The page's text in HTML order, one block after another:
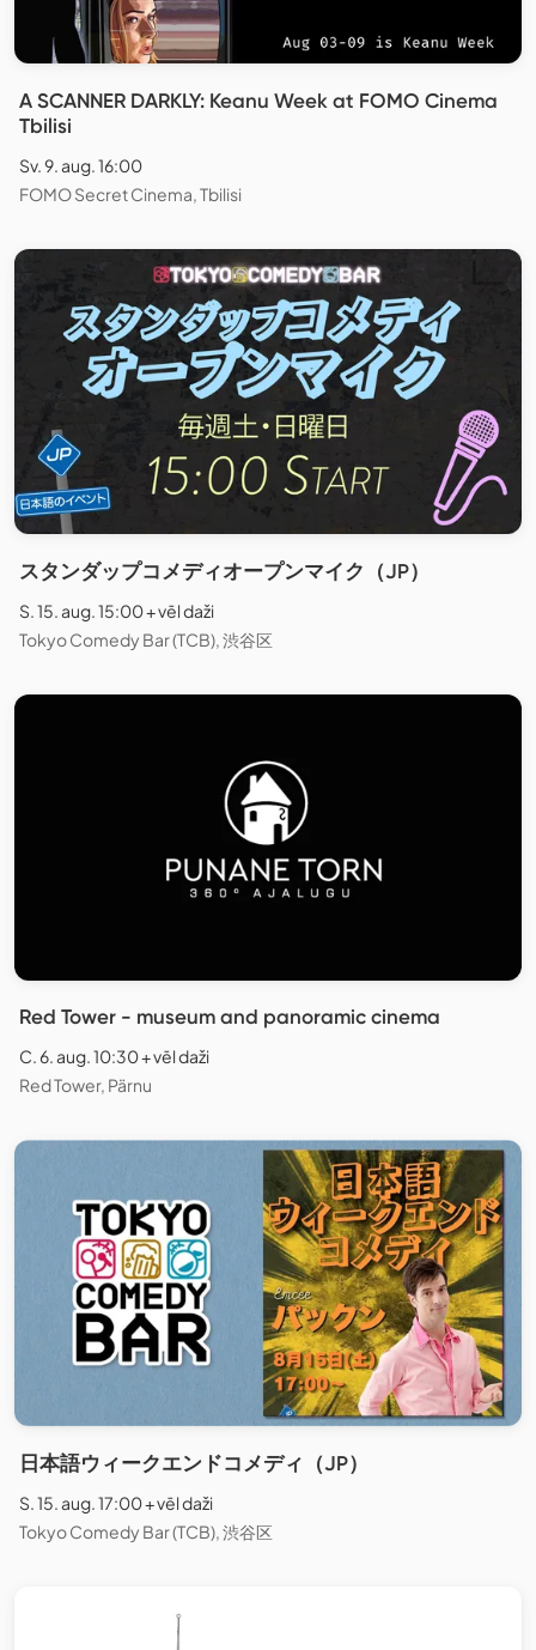
A SCANNER DARKLY: Keanu Week at FOMO Cinema
Tbilisi
Sv. 9. aug. 16:00
FOMO Secret Cinema, Tbilisi
スタンダップコメディオープンマイク（JP）
S. 15. aug. 15:00 + vēl daži
Tokyo Comedy Bar (TCB), 渋谷区
Red Tower - museum and panoramic cinema
C. 6. aug. 10:30 + vēl daži
Red Tower, Pärnu
日本語ウィークエンドコメディ（JP）
S. 15. aug. 17:00 + vēl daži
Tokyo Comedy Bar (TCB), 渋谷区